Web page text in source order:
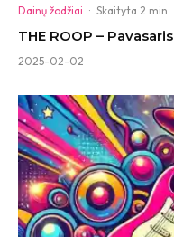
Dainų žodžiai · Skaityta 2 min
THE ROOP – Pavasaris
2025-02-02